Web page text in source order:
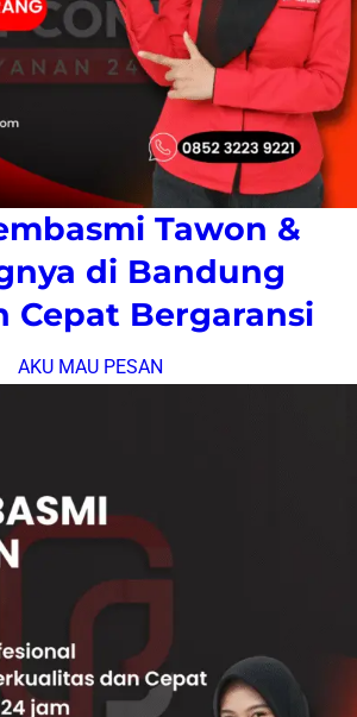
Tawon &
di Bandung
Cepat Bergaransi
AKU MAU PESAN